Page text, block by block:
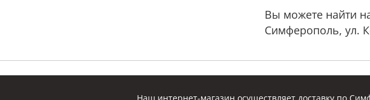
Вы можете найти
Симферополь, ул.
Наш интернет-магазин осуществляет доставку по